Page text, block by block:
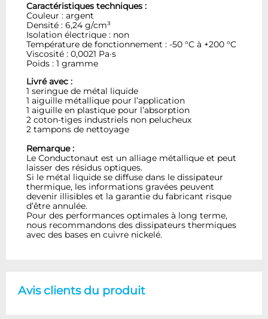
Caractéristiques techniques :
Couleur : argent
Densité : 6,24 g/cm³
Isolation électrique : non
Température de fonctionnement : -50 °C à +200 °C
Viscosité : 0,0021 Pa·s
Poids : 1 gramme
Livré avec :
1 seringue de métal liquide
1 aiguille métallique pour l’application
1 aiguille en plastique pour l’absorption
2 coton-tiges industriels non pelucheux
2 tampons de nettoyage
Remarque :
Le Conductonaut est un alliage métallique et peut
laisser des résidus optiques.
Si le métal liquide se diffuse dans le dissipateur
thermique, les informations gravées peuvent
devenir illisibles et la garantie du fabricant risque
d’être annulée.
Pour des performances optimales à long terme,
nous recommandons des dissipateurs thermiques
avec des bases en cuivre nickelé.
Avis clients du produit